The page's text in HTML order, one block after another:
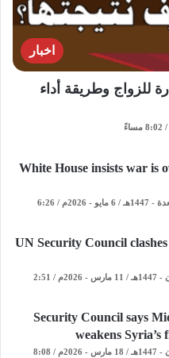
اخبار
للزواج وطريقة أداء
White House insists war is
الأربعاء - 19 ذو القعدة - 1447هـ / 6 مايو - 2026م / 6:26
UN Security Council
الأربعاء - 22 رمضان - 1447هـ / 11 مارس - 2026م / 2:51
Security Council says
weakens Syria’s
الأربعاء - 29 رمضان - 1447هـ / 18 مارس - 2026م / 8:08